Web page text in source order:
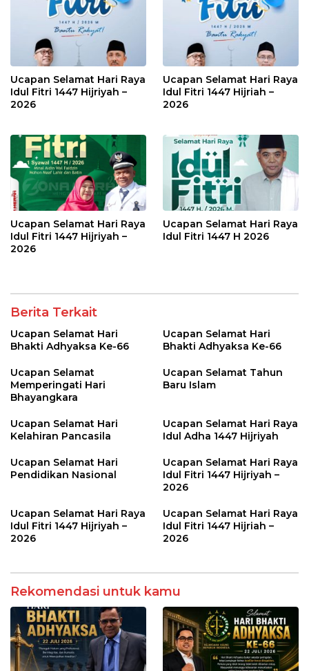
Ucapan Selamat Hari Raya
Idul Fitri 1447 Hijriyah –
2026
Ucapan Selamat Hari Raya
Idul Fitri 1447 Hijriah –
2026
Ucapan Selamat Hari Raya
Idul Fitri 1447 Hijriyah –
2026
Ucapan Selamat Hari Raya
Idul Fitri 1447 H 2026
Berita Terkait
Ucapan Selamat Hari
Bhakti Adhyaksa Ke-66
Ucapan Selamat Hari
Bhakti Adhyaksa Ke-66
Ucapan Selamat
Memperingati Hari
Bhayangkara
Ucapan Selamat Tahun
Baru Islam
Ucapan Selamat Hari
Kelahiran Pancasila
Ucapan Selamat Hari Raya
Idul Adha 1447 Hijriyah
Ucapan Selamat Hari
Pendidikan Nasional
Ucapan Selamat Hari Raya
Idul Fitri 1447 Hijriyah –
2026
Ucapan Selamat Hari Raya
Idul Fitri 1447 Hijriyah –
2026
Ucapan Selamat Hari Raya
Idul Fitri 1447 Hijriah –
2026
Rekomendasi untuk kamu